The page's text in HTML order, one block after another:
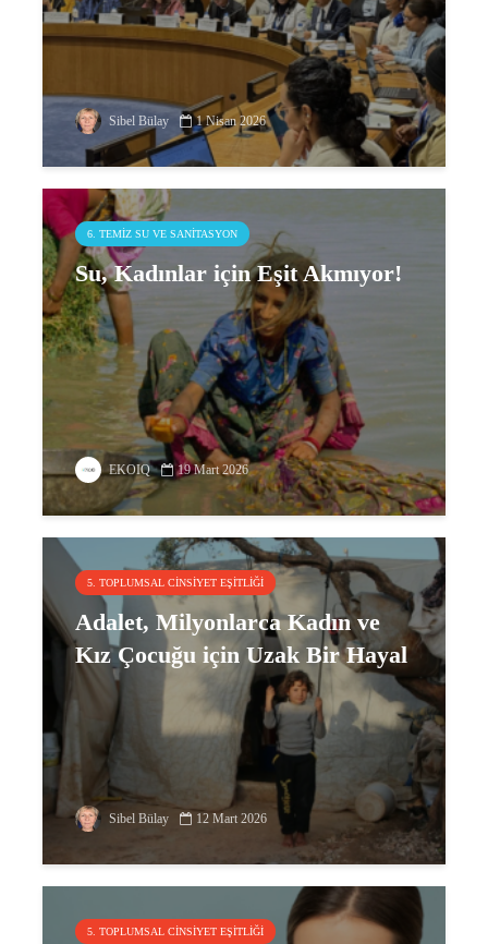
Sibel Bülay 1 Nisan 2026
6. TEMIZ SU VE SANITASYON
Su, Kadınlar için Eşit Akmıyor!
EKOIQ 19 Mart 2026
5. TOPLUMSAL CINSIYET EŞITLIĞI
Adalet, Milyonlarca Kadın ve
Kız Çocuğu için Uzak Bir Hayal
Sibel Bülay 12 Mart 2026
5. TOPLUMSAL CINSIYET EŞITLIĞI